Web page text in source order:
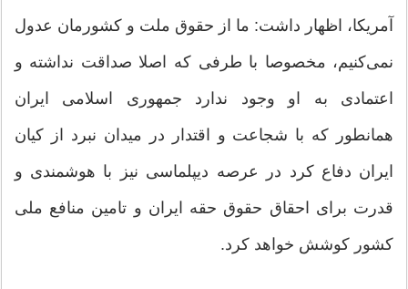
آمریکا، اظهار داشت: ما از حقوق ملت و کشورمان عدول
نمی‌کنیم، مخصوصا با طرفی که اصلا صداقت نداشته و
اعتمادی به او وجود ندارد جمهوری اسلامی ایران
همانطور که با شجاعت و اقتدار در میدان نبرد از کیان
ایران دفاع کرد در عرصه دیپلماسی نیز با هوشمندی و
قدرت برای احقاق حقوق حقه ایران و تامین منافع ملی
کشور کوشش خواهد کرد.